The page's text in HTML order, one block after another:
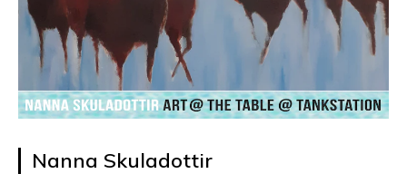
Nanna Skuladottir